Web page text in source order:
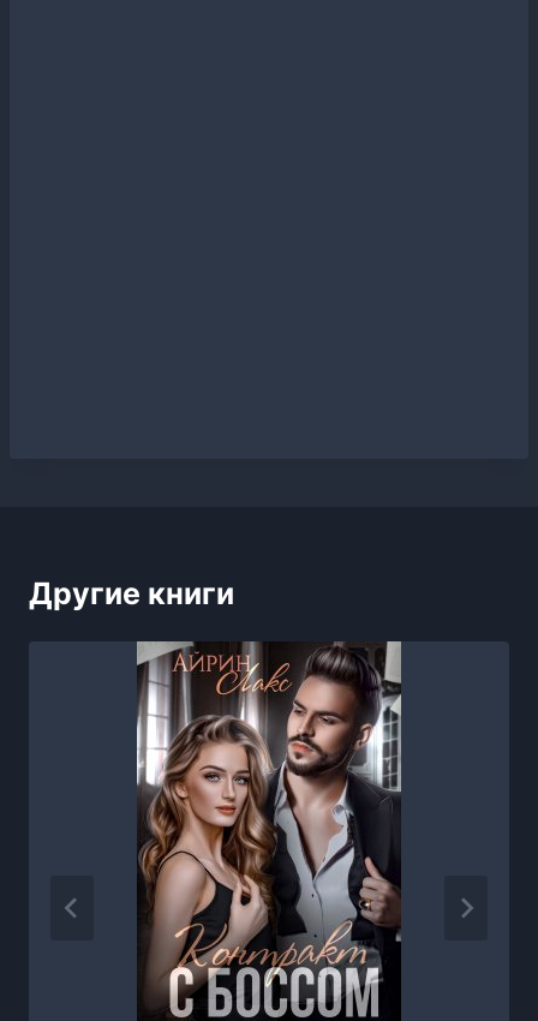
Другие книги